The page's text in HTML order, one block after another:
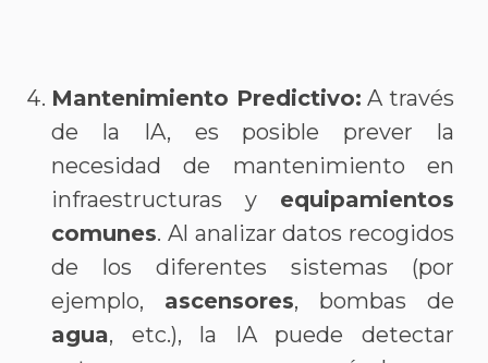
Mantenimiento Predictivo: A través
de la IA, es posible prever la
necesidad de mantenimiento en
infraestructuras y equipamientos
comunes. Al analizar datos recogidos
de los diferentes sistemas (por
ejemplo, ascensores, bombas de
agua, etc.), la IA puede detectar